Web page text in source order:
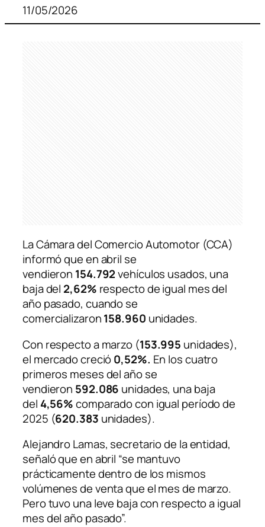
11/05/2026
La Cámara del Comercio Automotor (CCA)
informó que en abril se
vendieron 154.792vehículos usados, una
baja del 2,62% respecto de igual mes del
año pasado, cuando se
comercializaron158.960 unidades.
Con respecto a marzo (153.995 unidades),
el mercado creció0,52%. En los cuatro
primeros meses del año se
vendieron 592.086 unidades, una baja
del 4,56%comparado con igual período de
2025 (620.383 unidades).
Alejandro Lamas, secretario de la entidad,
señaló que en abril “se mantuvo
prácticamente dentro de los mismos
volúmenes de venta que el mes de marzo.
Pero tuvo una leve baja con respecto a igual
mes del año pasado”.